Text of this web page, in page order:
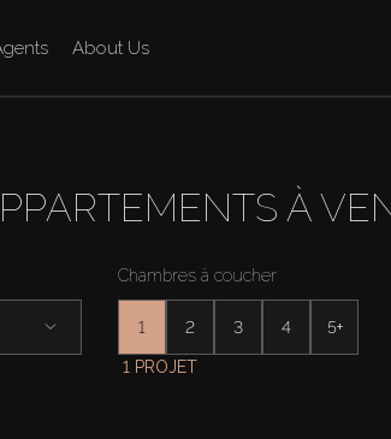
About Us
À
Chambres à coucher
1 2 3 4 5+
1 PROJET